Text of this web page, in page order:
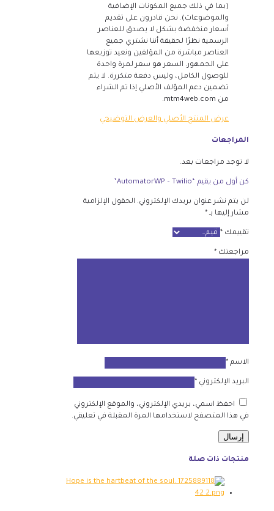
(بما في ذلك جميع المكونات الإضافية
والموضوعات). نحن قادرون على تقديم
أسعار منخفضة بشكل لا يصدق للعناصر
الرسمية نظرًا لحقيقة أننا نشتري جميع
العناصر مباشرة من المؤلفين ونعيد توزيعها
على الجمهور. السعر هو سعر لمرة واحدة
للوصول الكامل، وليس دفعة متكررة. لا يتم
تضمين دعم المؤلف الأصلي إذا تم الشراء
من mtm4web.com.
عرض المنتج الأصلي والعرض التوضيحي
المراجعات
لا توجد مراجعات بعد.
كن أول من يقيم “AutomatorWP – Twilio”
لن يتم نشر عنوان بريدك الإلكتروني.
الحقول الإلزامية
مشار إليها بـ *
تقييمك *
مراجعتك *
الاسم *
البريد الإلكتروني *
احفظ اسمي، بريدي الإلكتروني، والموقع الإلكتروني
في هذا المتصفح لاستخدامها المرة المقبلة في تعليقي.
منتجات ذات صلة